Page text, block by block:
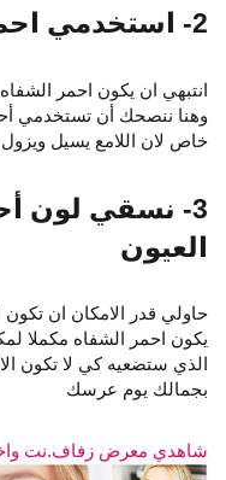
2- استخدمي احمر شفاه يدوم طويلاً
انتبهي ان يكون احمر
وهنا ننصحك أن تستخدمي
خاص لان اللامع يسيل
3- نسقي لون
العيون
حاولي قدر الامكان ان تكون
يكون احمر الشفاه مكملا
الذي ستضعيه كي لا تكون
بجمالك يوم عرسك
شاهدي معرض زفاف.نت